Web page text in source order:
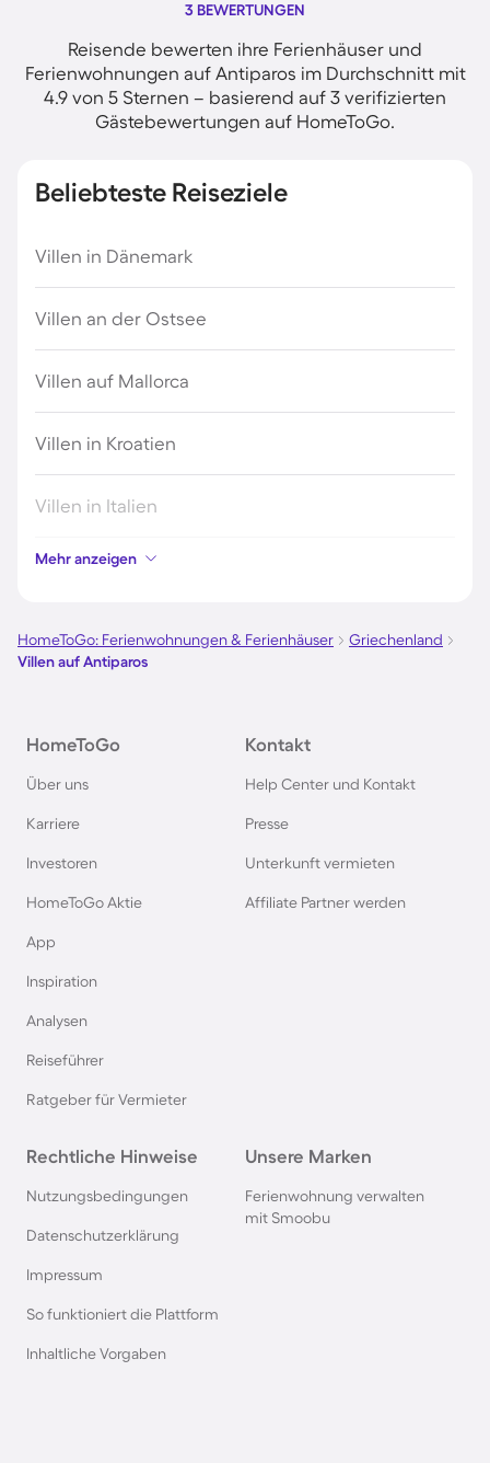
3 BEWERTUNGEN
Reisende bewerten ihre Ferienhäuser und
Ferienwohnungen auf Antiparos im Durchschnitt mit
4.9 von 5 Sternen – basierend auf 3 verifizierten
Gästebewertungen auf HomeToGo.
Beliebteste Reiseziele
Villen in Dänemark
Villen an der Ostsee
Villen auf Mallorca
Villen in Kroatien
Villen in Italien
Villen in der Toskana
Villen in Spanien
Villen in Rimini
Villen in Thailand
Villen in Athen
Villen in England
Villen auf Bali
Villen in Albufeira
Mehr anzeigen
HomeToGo: Ferienwohnungen & Ferienhäuser
Griechenland
Villen auf Antiparos
HomeToGo
Über uns
Karriere
Investoren
HomeToGo Aktie
App
Inspiration
Analysen
Reiseführer
Ratgeber für Vermieter
Kontakt
Help Center und Kontakt
Presse
Unterkunft vermieten
Affiliate Partner werden
Rechtliche Hinweise
Nutzungsbedingungen
Datenschutzerklärung
Impressum
So funktioniert die Plattform
Inhaltliche Vorgaben
Unsere Marken
Ferienwohnung verwalten
mit Smoobu